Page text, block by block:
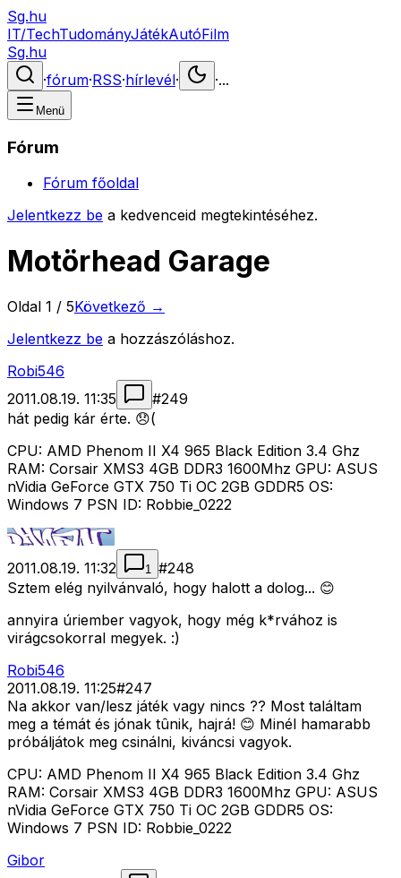
Sg.hu
IT/TechTudományJátékAutóFilm
Sg.hu
·fórum·RSS·hírlevél· ·...
Menü
Fórum
Fórum főoldal
Jelentkezz be a kedvenceid megtekintéséhez.
Motörhead Garage
Oldal 1 / 5Következő →
Jelentkezz be a hozzászóláshoz.
Robi546
2011.08.19. 11:35
#249
hát pedig kár érte. 😞(
CPU: AMD Phenom II X4 965 Black Edition 3.4 Ghz
RAM: Corsair XMS3 4GB DDR3 1600Mhz GPU: ASUS
nVidia GeForce GTX 750 Ti OC 2GB GDDR5 OS:
Windows 7 PSN ID: Robbie_0222
2011.08.19. 11:32 1 #248
Sztem elég nyilvánvaló, hogy halott a dolog... 😊
annyira úriember vagyok, hogy még k*rvához is
virágcsokorral megyek. :)
Robi546
2011.08.19. 11:25#247
Na akkor van/lesz játék vagy nincs ?? Most találtam
meg a témát és jónak tûnik, hajrá! 😊 Minél hamarabb
próbáljátok meg csinálni, kiváncsi vagyok.
CPU: AMD Phenom II X4 965 Black Edition 3.4 Ghz
RAM: Corsair XMS3 4GB DDR3 1600Mhz GPU: ASUS
nVidia GeForce GTX 750 Ti OC 2GB GDDR5 OS:
Windows 7 PSN ID: Robbie_0222
Gibor